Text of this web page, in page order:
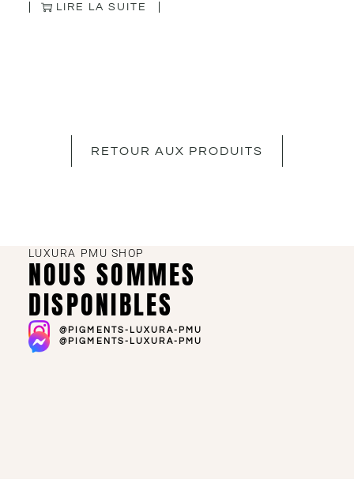
LIRE LA SUITE
RETOUR AUX PRODUITS
LUXURA PMU SHOP
NOUS SOMMES
DISPONIBLES
@PIGMENTS-LUXURA-PMU
@PIGMENTS-LUXURA-PMU